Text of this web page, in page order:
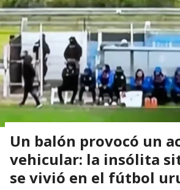
Un balón provocó un
vehicular: la insólita
se vivió en el fútbol